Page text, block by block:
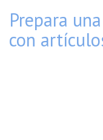
Prepara
con